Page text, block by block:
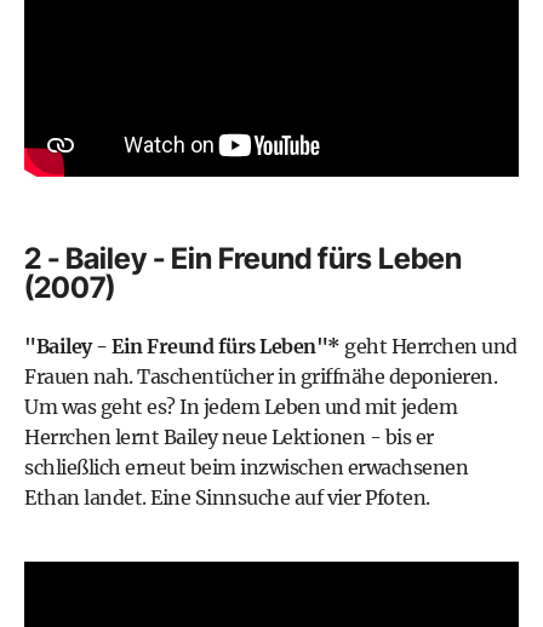
2 - Bailey - Ein Freund fürs Leben
(2007)
"Bailey - Ein Freund fürs Leben"* geht Herrchen und
Frauen nah. Taschentücher in griffnähe deponieren.
Um was geht es? In jedem Leben und mit jedem
Herrchen lernt Bailey neue Lektionen - bis er
schließlich erneut beim inzwischen erwachsenen
Ethan landet. Eine Sinnsuche auf vier Pfoten.